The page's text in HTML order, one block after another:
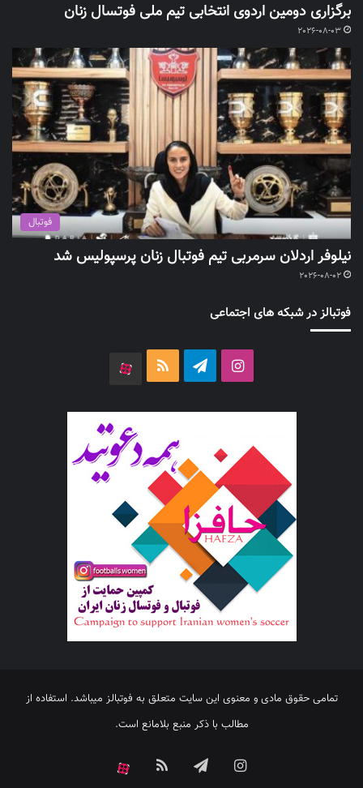
برگزاری دومین اردوی انتخابی تیم ملی فوتسال زنان
2026-08-03
فوتبال
نیلوفر اردلان سرمربی تیم فوتبال زنان پرسپولیس شد
2026-08-02
فوتبالز در شبکه های اجتماعی
اینستاگرامتلگرام خوراک
تمامی حقوق مادی و معنوی این سایت متعلق به فوتبالز میباشد. استفاده از
مطالب با ذکر منبع بلامانع است.
اینستاگرامتلگرام خوراک